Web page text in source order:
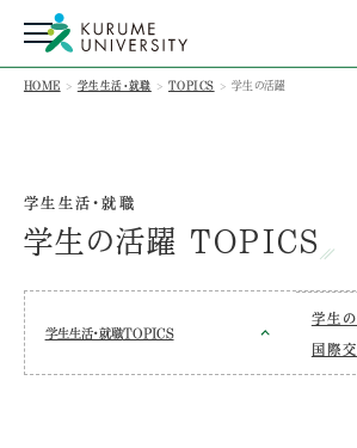
HOME 学生生活・就職 TOPICS 学生の活躍
学生生活・就職
学生の活躍 TOPICS
学生生活・就職TOPICS
学生
国際